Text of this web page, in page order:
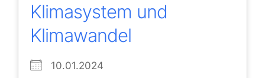
Klimasystem und
Klimawandel
10.01.2024